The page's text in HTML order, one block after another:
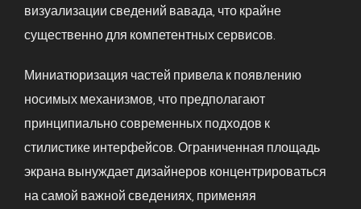
визуализации сведений вавада, что крайне
существенно для компетентных сервисов.
Миниатюризация частей привела к появлению
носимых механизмов, что предполагают
принципиально современных подходов к
стилистике интерфейсов. Ограниченная площадь
экрана вынуждает дизайнеров концентрироваться
на самой важной сведениях, применяя